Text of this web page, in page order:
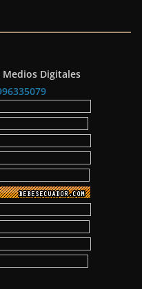
Digitales